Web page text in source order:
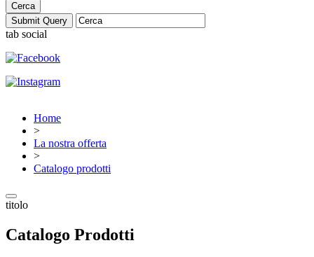
Cerca
tab social
Home
>
La nostra offerta
>
Catalogo prodotti
titolo
Catalogo Prodotti